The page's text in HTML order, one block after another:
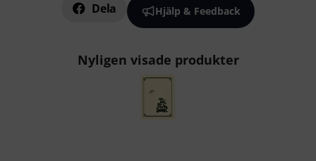
Dela Hjälp & Feedback
Nyligen visade produkter